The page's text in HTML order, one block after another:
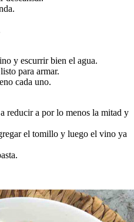
y escurrir bien el agua.
para armar.
cada uno.
reducir a por lo menos la mitad y
el tomillo y luego el vino ya